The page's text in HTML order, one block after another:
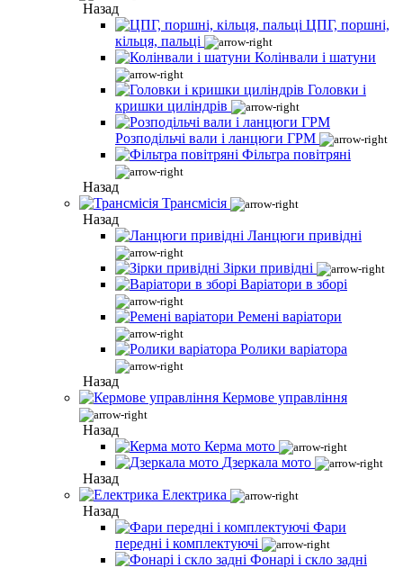
Назад
ЦПГ, поршні,
кільця, пальці
Колінвали і шатуни
Головки і
кришки циліндрів
Розподільчі вали і ланцюги ГРМ
Фільтра повітряні
Назад
Трансмісія
Назад
Ланцюги привідні
Зірки привідні
Варіатори в зборі
Ремені варіатори
Ролики варіатора
Назад
Кермове управління
Назад
Керма мото
Дзеркала мото
Назад
Електрика
Назад
Фари
передні і комплектуючі
Фонарі і скло задні